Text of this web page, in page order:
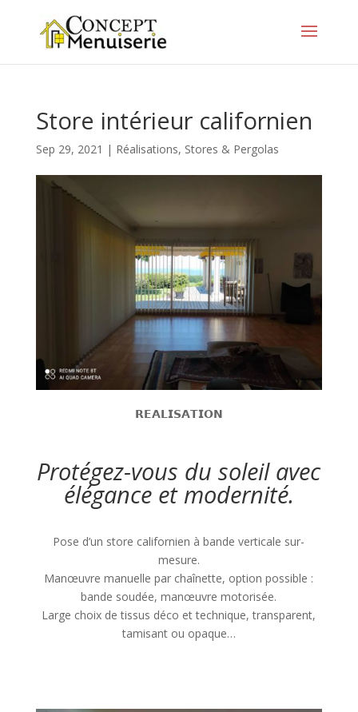
Store intérieur californien
Sep 29, 2021 | Réalisations, Stores & Pergolas
𝗥𝗘𝗔𝗟𝗜𝗦𝗔𝗧𝗜𝗢𝗡
Protégez-vous du soleil avec
élégance et modernité.
Pose d’un store californien à bande verticale sur-
mesure.
Manœuvre manuelle par chaînette, option possible :
bande soudée, manœuvre motorisée.
Large choix de tissus déco et technique, transparent,
tamisant ou opaque…